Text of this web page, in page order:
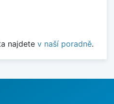
najdete v naší poradně.